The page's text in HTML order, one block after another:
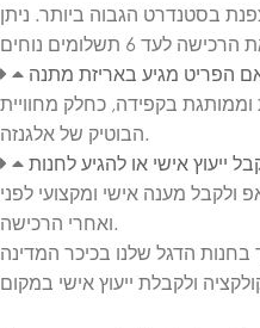
בסטנדרט הגבוה ביותר. ניתן
וממותגת בקפידה, כחלק מחוויית
הבוטיק של אלגנזה.
ולקבל מענה אישי ומקצועי לפני
ואחרי הרכישה.
הדגל שלנו בכיכר המדינה